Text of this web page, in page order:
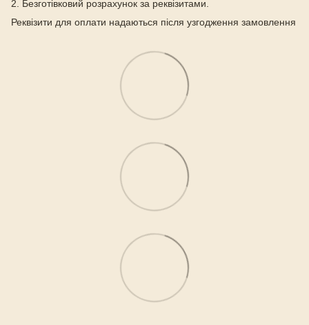
2. Безготівковий розрахунок за реквізитами.
Реквізити для оплати надаються після узгодження замовлення